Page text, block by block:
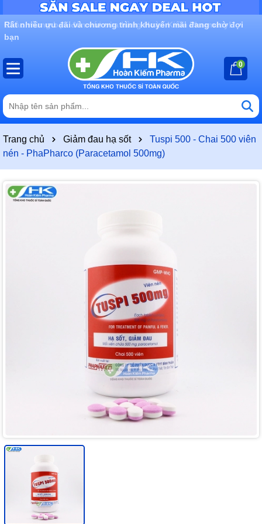
Rất nhiều ưu đãi và chương trình khuyến mãi đang chờ đợi
bạn
0
Trang chủ Giảm đau hạ sốt
Tuspi 500 - Chai 500 viên
nén - PhaPharco (Paracetamol 500mg)